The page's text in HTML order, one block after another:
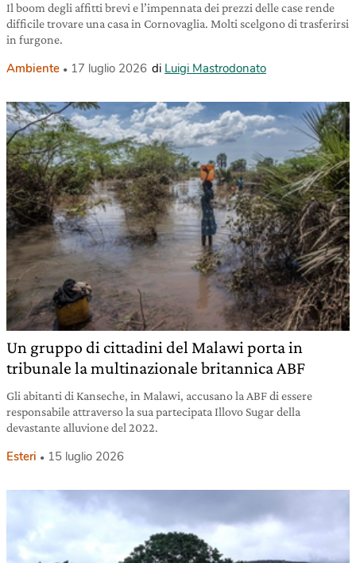
Il boom degli affitti brevi e l’impennata dei prezzi delle case rende
difficile trovare una casa in Cornovaglia. Molti scelgono di trasferirsi
in furgone.
Ambiente 17 luglio 2026 di Luigi Mastrodonato
Un gruppo di cittadini del Malawi porta in
tribunale la multinazionale britannica ABF
Gli abitanti di Kanseche, in Malawi, accusano la ABF di essere
responsabile attraverso la sua partecipata Illovo Sugar della
devastante alluvione del 2022.
Esteri 15 luglio 2026